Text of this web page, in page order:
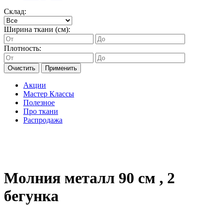
Склад:
Ширина ткани (см):
Плотность:
Очистить Применить
Акции
Мастер Классы
Полезное
Про ткани
Распродажа
Молния металл 90 см , 2
бегунка